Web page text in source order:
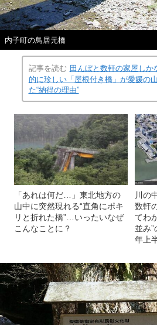
内子町の鳥居元橋
記事を読む 田んぼと数軒の家屋し
的に珍しい「屋根付き橋」が愛媛の
た“納得の理由”
「あれは何だ…」東北地方の
山中に突然現れる“直角にポキ
リと折れた橋”…いったいなぜ
こんなことに？
川の
数軒
てわ
並み
年上